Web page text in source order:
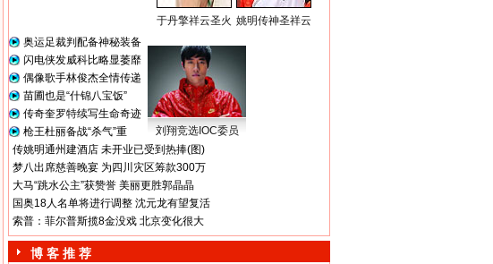
于丹擎祥云圣火 姚明传神圣祥云
奥运足裁判配备神秘装备
闪电侠发威科比略显萎靡
偶像歌手林俊杰全情传递
苗圃也是“什锦八宝饭”
传奇奎罗特续写生命奇迹
枪王杜丽备战“杀气”重
刘翔竞选IOC委员
传姚明通州建酒店 未开业已受到热捧(图)
梦八出席慈善晚宴 为四川灾区筹款300万
大马“跳水公主”获赞誉 美丽更胜郭晶晶
国奥18人名单将进行调整 沈元龙有望复活
索普：菲尔普斯揽8金没戏 北京变化很大
博 客 推 荐